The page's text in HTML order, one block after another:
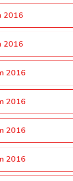
2016
2016
2016
2016
2016
2016